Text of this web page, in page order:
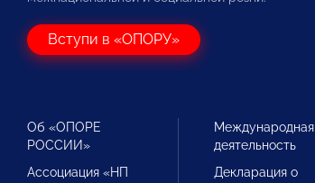
Вступи в «ОПОРУ»
Об «ОПОРЕ
РОССИИ»
Ассоциация «НП
Международная
деятельность
Декларация о